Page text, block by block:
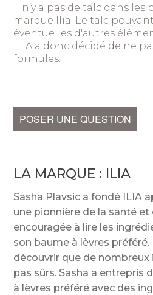
Il n’y a pas de talc dans les
marque Ilia. Le talc
éventuelles d'autres
ILIA a donc décidé de ne
formules.
POSER UNE QUESTION
LA MARQUE : ILIA
Sasha Plavsic a fondé ILIA
une pionnière de la santé
encouragée à lire les
son baume à lèvres
découvrir que de
pas sûrs. Sasha a entrepris
à lèvres préféré avec des